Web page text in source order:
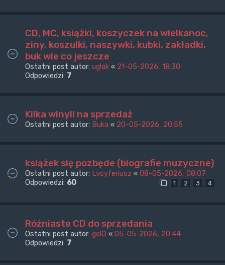
CD, MC, książki, koszyczek na wielkanoc,
ziny, koszulki, naszywki, kubki, zakładki,
buk wie co jeszcze
Ostatni post autor: uglak « 21-05-2026, 18:30
Odpowiedzi: 7
Kilka winyli na sprzedaż
Ostatni post autor: Buka « 20-05-2026, 20:55
książek się pozbęde (biografie muzyczne)
Ostatni post autor: Lvcyferiusz « 08-05-2026, 08:07
Odpowiedzi: 60 1 2 3 4
Różniaste CD do sprzedania
Ostatni post autor: gelO « 05-05-2026, 20:44
Odpowiedzi: 7